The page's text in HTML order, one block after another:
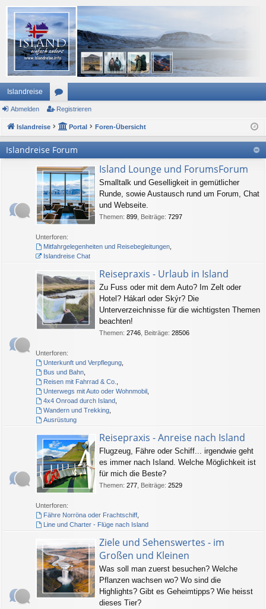
Islandreise
or
en
Abmelden Registrieren
Islandreise Portal Foren-Übersicht
Islandreise Forum
Island Lounge und ForumsForum
Smalltalk und Geselligkeit in gemütlicher
Runde, sowie Austausch rund um Forum, Chat
und Webseite.
Themen: 899 Beiträge: 7297
Unterforen:
Mitfahrgelegenheiten und Reisebegleitungen,
Islandreise Chat
Reisepraxis - Urlaub in Island
Zu Fuss oder mit dem Auto? Im Zelt oder
Hotel? Hákarl oder Skýr? Die
Unterverzeichnisse für die wichtigsten Themen
beachten!
Themen: 2746 Beiträge: 28506
Unterforen:
Unterkunft und Verpflegung,
Bus und Bahn,
Reisen mit Fahrrad & Co.
Unterwegs mit Auto oder Wohnmobil,
4x4 Onroad durch Island,
Wandern und Trekking,
Ausrüstung
Reisepraxis - Anreise nach Island
Flugzeug, Fähre oder Schiff... irgendwie geht
es immer nach Island. Welche Möglichkeit ist
für mich die Beste?
Themen: 277 Beiträge: 2529
Unterforen:
Fähre Norröna oder Frachtschiff,
Line und Charter - Flüge nach Island
Ziele und Sehenswertes - im
Großen und Kleinen
Was soll man zuerst besuchen? Welche
Pflanzen wachsen wo? Wo sind die
Highlights? Gibt es Geheimtipps? Wie heisst
dieses Tier?